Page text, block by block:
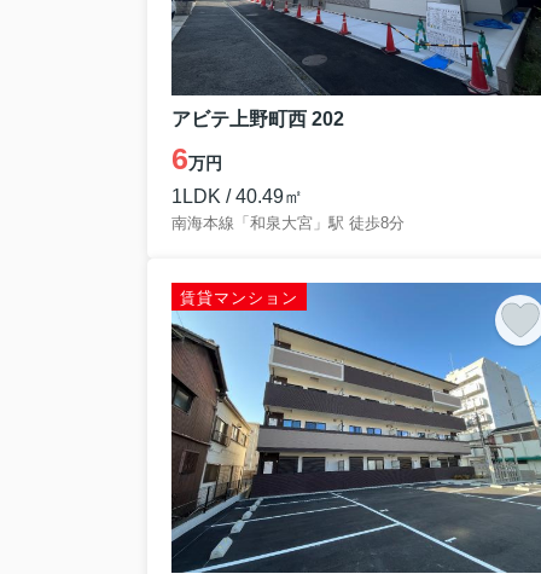
アビテ上野町西 202
6万円
1LDK / 40.49㎡
南海本線「和泉大宮」駅 徒歩8分
賃貸マンション